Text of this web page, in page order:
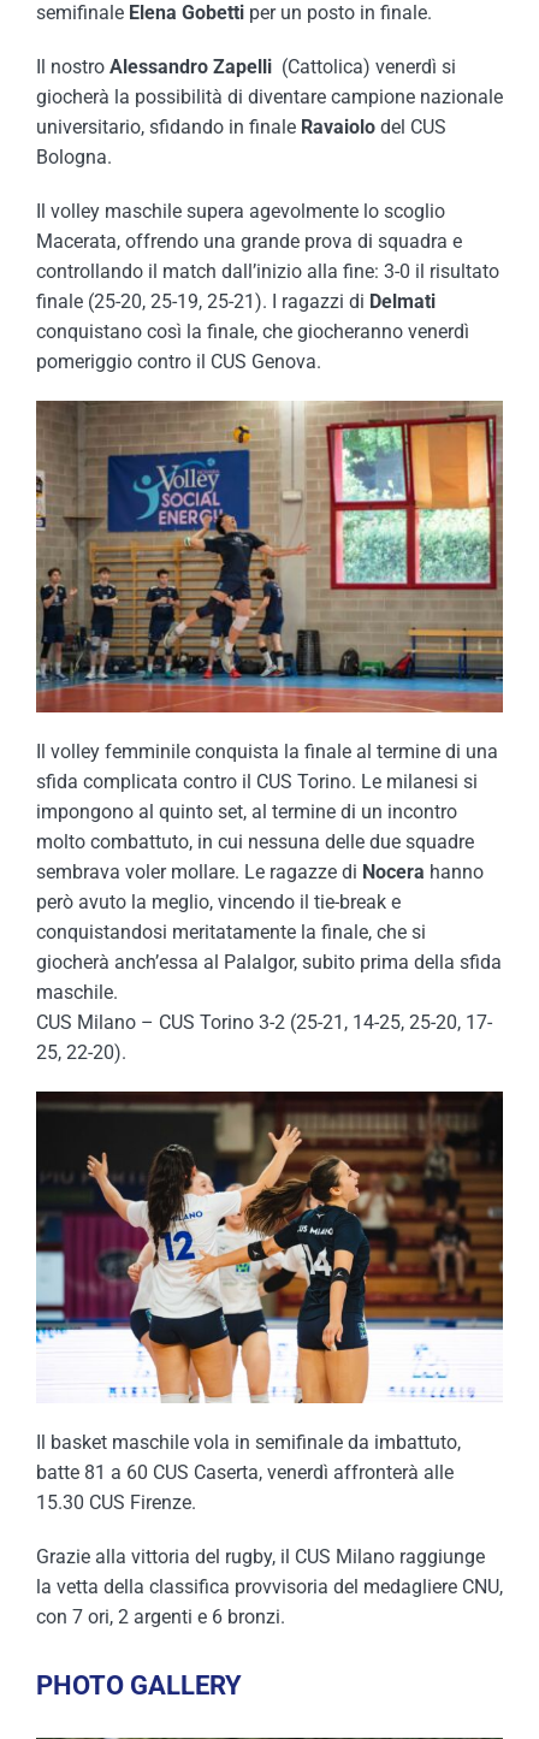
semifinale Elena Gobetti per un posto in finale.
Il nostro Alessandro Zapelli (Cattolica) venerdì si
giocherà la possibilità di diventare campione nazionale
universitario, sfidando in finale Ravaiolo del CUS
Bologna.
Il volley maschile supera agevolmente lo scoglio
Macerata, offrendo una grande prova di squadra e
controllando il match dall’inizio alla fine: 3-0 il risultato
finale (25-20, 25-19, 25-21). I ragazzi di Delmati
conquistano così la finale, che giocheranno venerdì
pomeriggio contro il CUS Genova.
Il volley femminile conquista la finale al termine di una
sfida complicata contro il CUS Torino. Le milanesi si
impongono al quinto set, al termine di un incontro
molto combattuto, in cui nessuna delle due squadre
sembrava voler mollare. Le ragazze di Nocera hanno
però avuto la meglio, vincendo il tie-break e
conquistandosi meritatamente la finale, che si
giocherà anch’essa al PalaIgor, subito prima della sfida
maschile.
CUS Milano – CUS Torino 3-2 (25-21, 14-25, 25-20, 17-
25, 22-20).
Il basket maschile vola in semifinale da imbattuto,
batte 81 a 60 CUS Caserta, venerdì affronterà alle
15.30 CUS Firenze.
Grazie alla vittoria del rugby, il CUS Milano raggiunge
la vetta della classifica provvisoria del medagliere CNU,
con 7 ori, 2 argenti e 6 bronzi.
PHOTO GALLERY